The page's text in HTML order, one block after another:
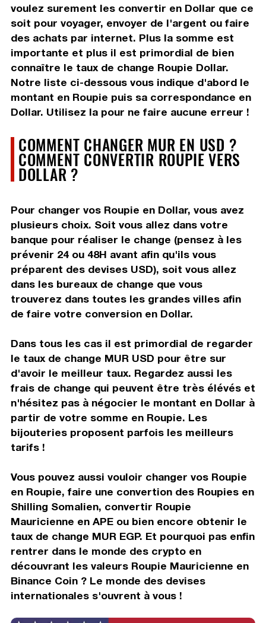
voulez surement les convertir en Dollar que ce
soit pour voyager, envoyer de l'argent ou faire
des achats par internet. Plus la somme est
importante et plus il est primordial de bien
connaître le taux de change Roupie Dollar.
Notre liste ci-dessous vous indique d'abord le
montant en Roupie puis sa correspondance en
Dollar. Utilisez la pour ne faire aucune erreur !
COMMENT CHANGER MUR EN USD ?
COMMENT CONVERTIR ROUPIE VERS
DOLLAR ?
Pour changer vos Roupie en Dollar, vous avez
plusieurs choix. Soit vous allez dans votre
banque pour réaliser le change (pensez à les
prévenir 24 ou 48H avant afin qu'ils vous
préparent des devises USD), soit vous allez
dans les bureaux de change que vous
trouverez dans toutes les grandes villes afin
de faire votre conversion en Dollar.
Dans tous les cas il est primordial de regarder
le taux de change MUR USD pour être sur
d'avoir le meilleur taux. Regardez aussi les
frais de change qui peuvent être très élévés et
n'hésitez pas à négocier le montant en Dollar à
partir de votre somme en Roupie. Les
bijouteries proposent parfois les meilleurs
tarifs !
Vous pouvez aussi vouloir changer vos Roupie
en Roupie, faire une convertion des Roupies en
Shilling Somalien, convertir Roupie
Mauricienne en APE ou bien encore obtenir le
taux de change MUR EGP. Et pourquoi pas enfin
rentrer dans le monde des crypto en
découvrant les valeurs Roupie Mauricienne en
Binance Coin ? Le monde des devises
internationales s'ouvrent à vous !